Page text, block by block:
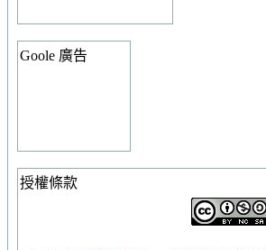
Goole 廣告
授權條款